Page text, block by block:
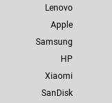
Lenovo
Apple
Samsung
HP
Xiaomi
SanDisk